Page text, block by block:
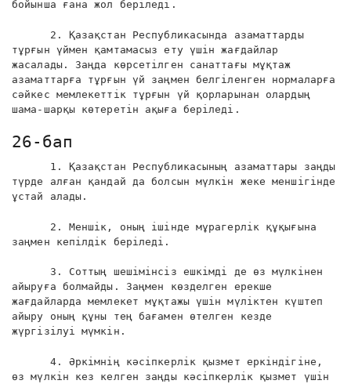
бойынша ғана жол беріледі.
2. Қазақстан Республикасында азаматтарды
тұрғын үймен қамтамасыз ету үшін жағдайлар
жасалады. Заңда көрсетілген санаттағы мұқтаж
азаматтарға тұрғын үй заңмен белгіленген нормаларға
сәйкес мемлекеттік тұрғын үй қорларынан олардың
шама-шарқы көтеретін ақыға беріледі.
26-бап
1. Қазақстан Республикасының азаматтары заңды
түрде алған қандай да болсын мүлкін жеке меншігінде
ұстай алады.
2. Меншік, оның ішінде мұрагерлік құқығына
заңмен кепілдік беріледі.
3. Соттың шешімінсіз ешкімді де өз мүлкінен
айыруға болмайды. Заңмен көзделген ерекше
жағдайларда мемлекет мұқтажы үшін мүліктен күштеп
айыру оның құны тең бағамен өтелген кезде
жүргізілуі мүмкін.
4. Әркімнің кәсіпкерлік қызмет еркіндігіне,
өз мүлкін кез келген заңды кәсіпкерлік қызмет үшін